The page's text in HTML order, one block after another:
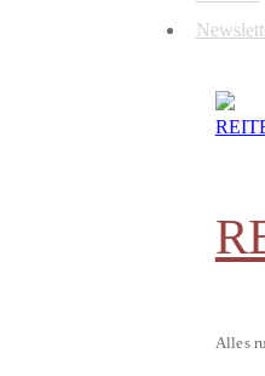
Alles